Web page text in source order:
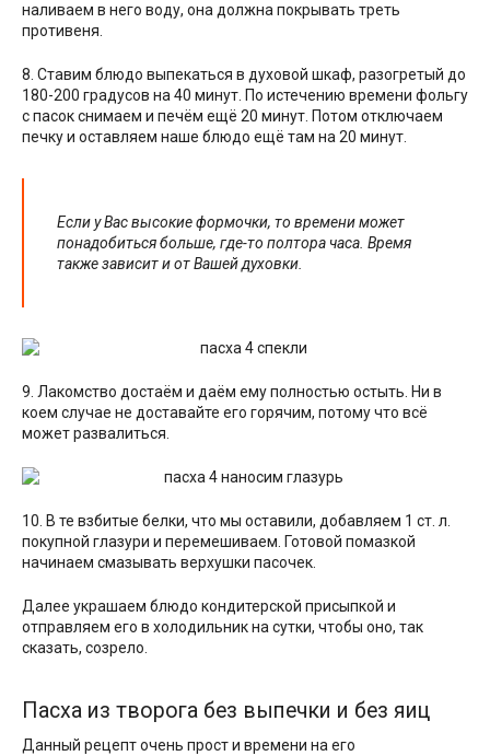
наливаем в него воду, она должна покрывать треть
противеня.
8. Ставим блюдо выпекаться в духовой шкаф, разогретый до
180-200 градусов на 40 минут. По истечению времени фольгу
с пасок снимаем и печём ещё 20 минут. Потом отключаем
печку и оставляем наше блюдо ещё там на 20 минут.
Если у Вас высокие формочки, то времени может
понадобиться больше, где-то полтора часа. Время
также зависит и от Вашей духовки.
9. Лакомство достаём и даём ему полностью остыть. Ни в
коем случае не доставайте его горячим, потому что всё
может развалиться.
10. В те взбитые белки, что мы оставили, добавляем 1 ст. л.
покупной глазури и перемешиваем. Готовой помазкой
начинаем смазывать верхушки пасочек.
Далее украшаем блюдо кондитерской присыпкой и
отправляем его в холодильник на сутки, чтобы оно, так
сказать, созрело.
Пасха из творога без выпечки и без яиц
Данный рецепт очень прост и времени на его